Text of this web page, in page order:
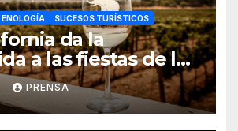
SUCESOS TURÍSTICOS
da la
a las fiestas de la
2026
PRENSA